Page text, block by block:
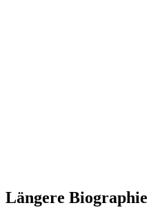
Längere Biographie